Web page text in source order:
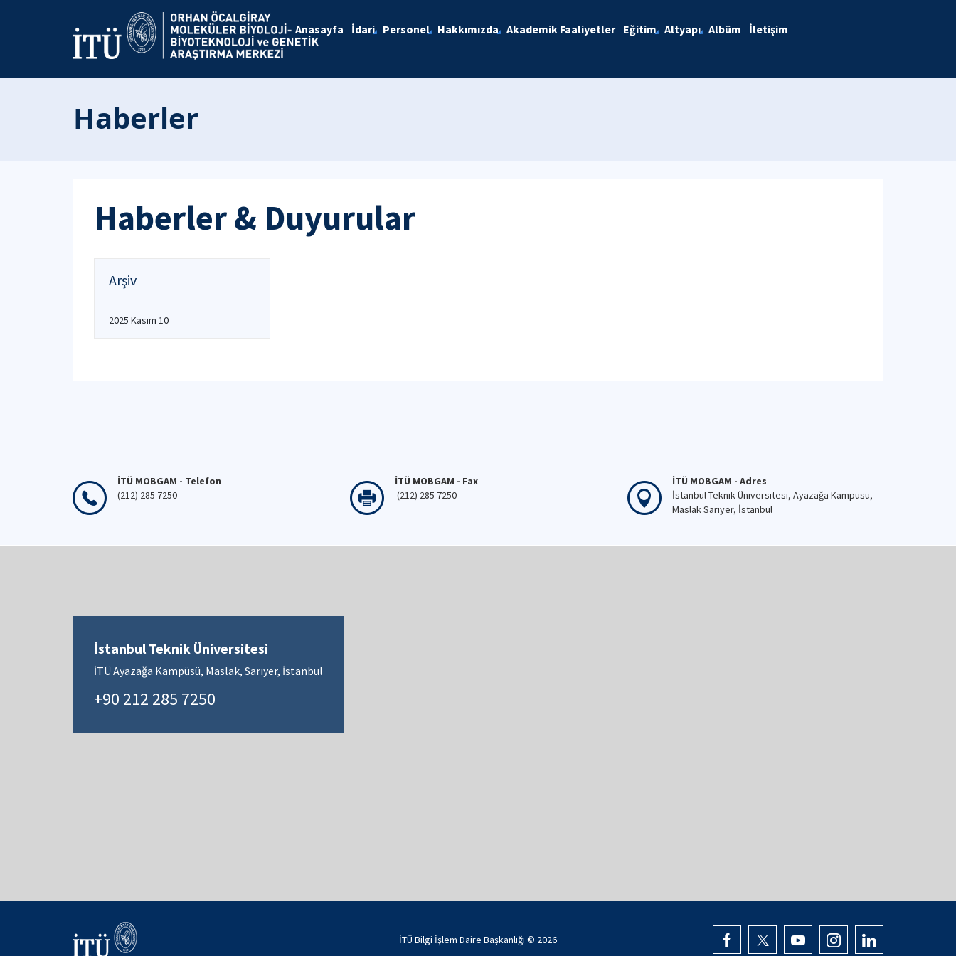
Anasayfa İdari Personel Hakkımızda Akademik Faaliyetler Eğitim Altyapı Albüm İletişim
Haberler
Haberler & Duyurular
Arşiv
2025 Kasım 10
İTÜ MOBGAM - Telefon
(212) 285 7250
İTÜ MOBGAM - Fax
(212) 285 7250
İTÜ MOBGAM - Adres
İstanbul Teknik Üniversitesi, Ayazağa Kampüsü,
Maslak Sarıyer, İstanbul
İstanbul Teknik Üniversitesi
İTÜ Ayazağa Kampüsü, Maslak, Sarıyer, İstanbul
+90 212 285 7250
İTÜ Bilgi İşlem Daire Başkanlığı © 2026